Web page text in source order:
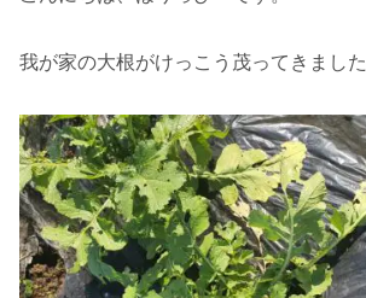
我が家の大根がけっこう茂ってきました